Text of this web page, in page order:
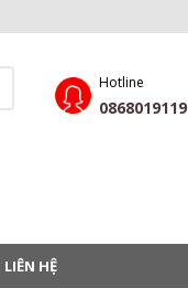
Hotline
0868019119
LIÊN HỆ